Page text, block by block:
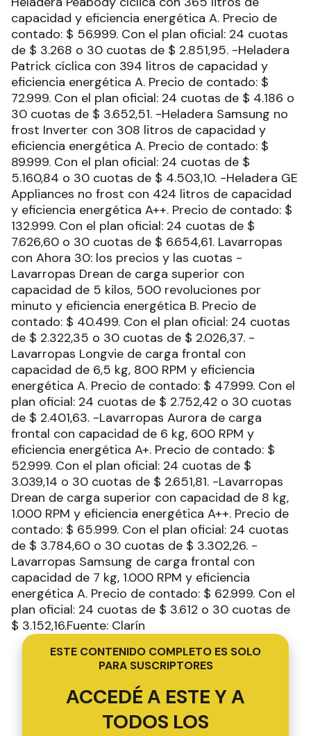
capacidad y eficiencia energética A. Precio de
contado: $ 56.999. Con el plan oficial: 24 cuotas
de $ 3.268 o 30 cuotas de $ 2.851,95. -Heladera
Patrick cíclica con 394 litros de capacidad y
eficiencia energética A. Precio de contado: $
72.999. Con el plan oficial: 24 cuotas de $ 4.186 o
30 cuotas de $ 3.652,51. -Heladera Samsung no
frost Inverter con 308 litros de capacidad y
eficiencia energética A. Precio de contado: $
89.999. Con el plan oficial: 24 cuotas de $
5.160,84 o 30 cuotas de $ 4.503,10. -Heladera GE
Appliances no frost con 424 litros de capacidad
y eficiencia energética A++. Precio de contado: $
132.999. Con el plan oficial: 24 cuotas de $
7.626,60 o 30 cuotas de $ 6.654,61. Lavarropas
con Ahora 30: los precios y las cuotas -
Lavarropas Drean de carga superior con
capacidad de 5 kilos, 500 revoluciones por
minuto y eficiencia energética B. Precio de
contado: $ 40.499. Con el plan oficial: 24 cuotas
de $ 2.322,35 o 30 cuotas de $ 2.026,37. -
Lavarropas Longvie de carga frontal con
capacidad de 6,5 kg, 800 RPM y eficiencia
energética A. Precio de contado: $ 47.999. Con el
plan oficial: 24 cuotas de $ 2.752,42 o 30 cuotas
de $ 2.401,63. -Lavarropas Aurora de carga
frontal con capacidad de 6 kg, 600 RPM y
eficiencia energética A+. Precio de contado: $
52.999. Con el plan oficial: 24 cuotas de $
3.039,14 o 30 cuotas de $ 2.651,81. -Lavarropas
Drean de carga superior con capacidad de 8 kg,
1.000 RPM y eficiencia energética A++. Precio de
contado: $ 65.999. Con el plan oficial: 24 cuotas
de $ 3.784,60 o 30 cuotas de $ 3.302,26. -
Lavarropas Samsung de carga frontal con
capacidad de 7 kg, 1.000 RPM y eficiencia
energética A. Precio de contado: $ 62.999. Con el
plan oficial: 24 cuotas de $ 3.612 o 30 cuotas de
$ 3.152,16.Fuente: Clarín
ESTE CONTENIDO COMPLETO ES SOLO
PARA SUSCRIPTORES
ACCEDÉ A ESTE Y A
TODOS LOS